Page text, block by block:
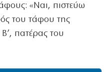
«Ναι, πιστεύω
του τάφου της
Β’, πατέρας του